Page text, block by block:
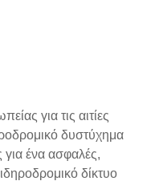
για τις αιτίες
δυστύχημα
για ένα ασφαλές,
δίκτυο